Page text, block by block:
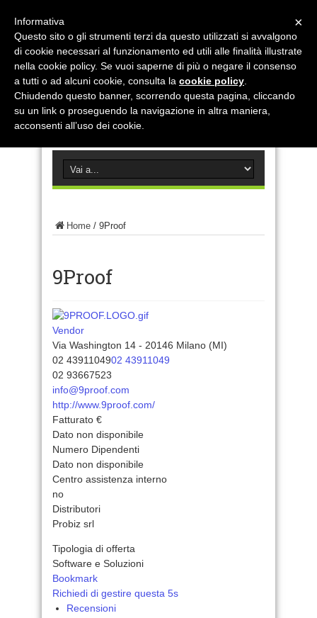
Home / 9Proof
9Proof
Vendor
Via Washington 14 - 20146 Milano (MI)
02 4391104902 43911049
02 93667523
info@9proof.com
http://www.9proof.com/
Fatturato €
Dato non disponibile
Numero Dipendenti
Dato non disponibile
Centro assistenza interno
no
Distributori
Probiz srl
Tipologia di offerta
Software e Soluzioni
Bookmark
Richiedi di gestire questa 5s
Recensioni
×
Informativa
Questo sito o gli strumenti terzi da questo utilizzati si avvalgono
di cookie necessari al funzionamento ed utili alle finalità illustrate
nella cookie policy. Se vuoi saperne di più o negare il consenso
a tutti o ad alcuni cookie, consulta la cookie policy
Chiudendo questo banner, scorrendo questa pagina, cliccando
su un link o proseguendo la navigazione in altra maniera,
acconsenti all’uso dei cookie.